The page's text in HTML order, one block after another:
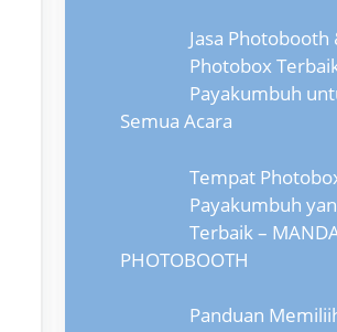
Jasa Photobooth
Photobox
Payakumbuh
Semua Acara
Tempat
Payakumbuh
Terbaik –
PHOTOBOOTH
Panduan